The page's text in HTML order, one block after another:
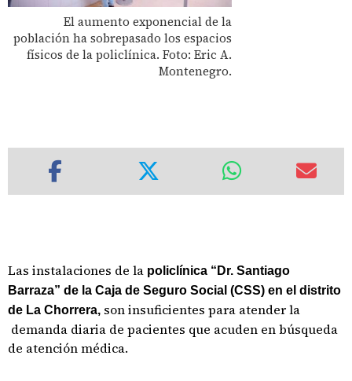
El aumento exponencial de la
población ha sobrepasado los espacios
físicos de la policlínica. Foto: Eric A.
Montenegro.
Las instalaciones de la policlínica “Dr. Santiago
Barraza” de la Caja de Seguro Social (CSS) en el distrito
de La Chorrera, son insuficientes para atender la
demanda diaria de pacientes que acuden en búsqueda
de atención médica.